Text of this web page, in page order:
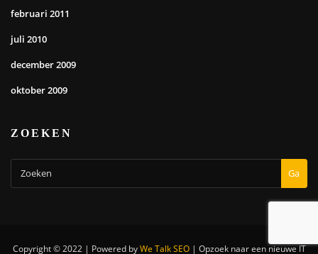
februari 2011
juli 2010
december 2009
oktober 2009
ZOEKEN
Ga
Copyright © 2022 | Powered byWe Talk SEO | Opzoek naar een nieuwe IT